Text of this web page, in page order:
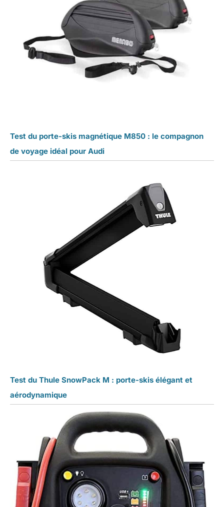
Test du porte-skis magnétique M850 : le compagnon
de voyage idéal pour Audi
Test du Thule SnowPack M : porte-skis élégant et
aérodynamique